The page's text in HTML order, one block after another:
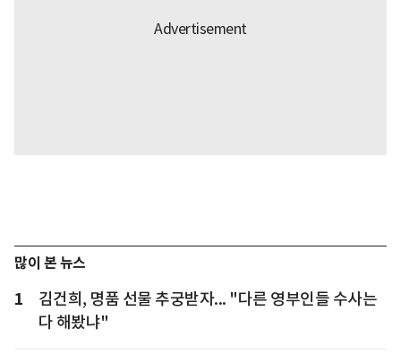
많이 본 뉴스
1
김건희, 명품 선물 추궁받자... "다른 영부인들 수사는
다 해봤냐"